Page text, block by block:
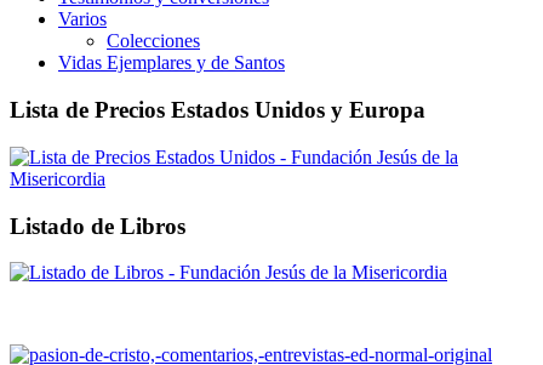
Varios
Colecciones
Vidas Ejemplares y de Santos
Lista de Precios Estados Unidos y Europa
Listado de Libros